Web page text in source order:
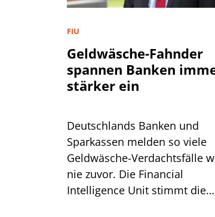
FIU
Geldwäsche-Fahnder
spannen Banken
stärker ein
Deutschlands Banken und
Sparkassen melden so viele
Geldwäsche-Verdachtsfälle
nie zuvor. Die Financial
Intelligence Unit stimmt die